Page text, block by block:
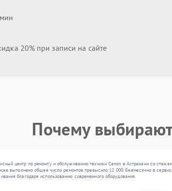
20% при записи на сайте
Почему
центр по ремонту и обслуживанию техники Canon в Астрахани со
выполнено общее число ремонтов превысило 12 000. Ежемесячно в
благодаря использованию современного оборудования.